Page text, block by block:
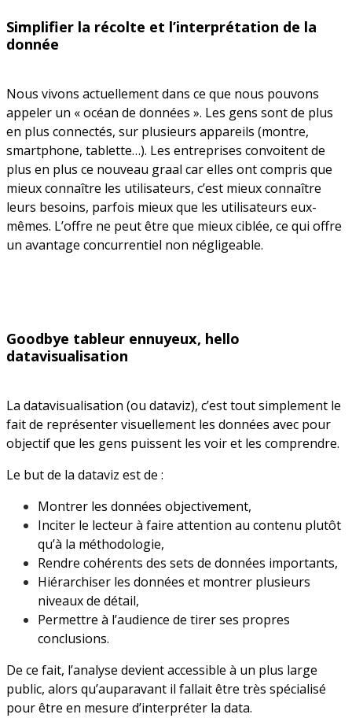
Simplifier la récolte et l’interprétation de la
donnée
Nous vivons actuellement dans ce que nous pouvons
appeler un « océan de données ». Les gens sont de plus
en plus connectés, sur plusieurs appareils (montre,
smartphone, tablette…). Les entreprises convoitent de
plus en plus ce nouveau graal car elles ont compris que
mieux connaître les utilisateurs, c’est mieux connaître
leurs besoins, parfois mieux que les utilisateurs eux-
mêmes. L’offre ne peut être que mieux ciblée, ce qui offre
un avantage concurrentiel non négligeable.
Goodbye tableur ennuyeux, hello
datavisualisation
La datavisualisation (ou dataviz), c’est tout simplement le
fait de représenter visuellement les données avec pour
objectif que les gens puissent les voir et les comprendre.
Le but de la dataviz est de :
Montrer les données objectivement,
Inciter le lecteur à faire attention au contenu plutôt
qu’à la méthodologie,
Rendre cohérents des sets de données importants,
Hiérarchiser les données et montrer plusieurs
niveaux de détail,
Permettre à l’audience de tirer ses propres
conclusions.
De ce fait, l’analyse devient accessible à un plus large
public, alors qu’auparavant il fallait être très spécialisé
pour être en mesure d’interpréter la data.